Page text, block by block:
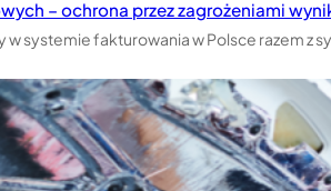
– ochrona przez zagrożeniami
w systemie fakturowania w Polsce razem z